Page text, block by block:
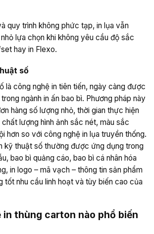
quy trình không phức tạp, in lụa vẫn
lựa chọn khi không yêu cầu độ sắc
hay in Flexo.
số
là công nghệ in tiên tiến, ngày càng được
ngành in ấn bao bì. Phương pháp này
hàng số lượng nhỏ, thời gian thực hiện
chất lượng hình ảnh sắc nét, màu sắc
hơn so với công nghệ in lụa truyền thống.
kỹ thuật số thường được ứng dụng trong
bao bì quảng cáo, bao bì cá nhân hóa
in logo – mã vạch – thông tin sản phẩm
tốt nhu cầu linh hoạt và tùy biến cao của
in thùng carton nào phổ biến